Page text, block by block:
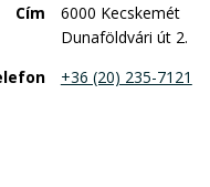
Cím
6000 Kecskemét
Dunaföldvári út 2.
+36 (20) 235-7121